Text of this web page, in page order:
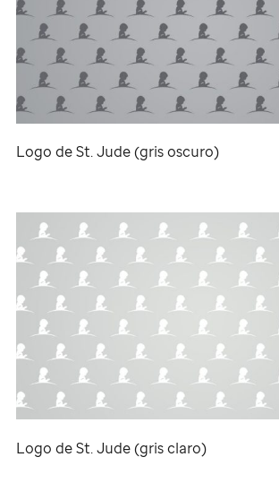
Logo deSt. Jude(gris oscuro)
Logo deSt. Jude(gris claro)